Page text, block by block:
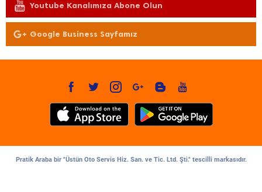
Youtube Kanalımıza Abone Olun
Google Business Sayfamız
Pratik Araba bir "Üstün Oto Servis Hiz. San. ve Tic. Ltd. Şti." tescilli markasıdır.